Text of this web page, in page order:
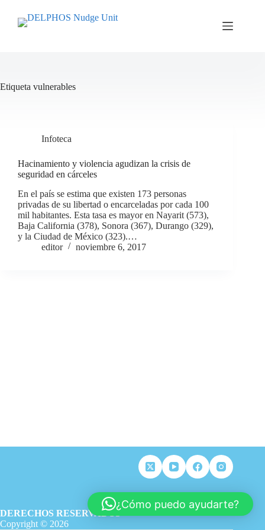
contenido
Etiqueta vulnerables
Infoteca
Hacinamiento y violencia agudizan la crisis de
seguridad en cárceles
En el país se estima que existen 173 personas
privadas de su libertad o encarceladas por cada 100
mil habitantes. Esta tasa es mayor en Nayarit (573),
Baja California (378), Sonora (367), Durango (329),
y la Ciudad de México (323).…
editor
noviembre 6, 2017
DERECHOS RESERVADOS
Copyright © 2026
¿Cómo puedo ayudarte?